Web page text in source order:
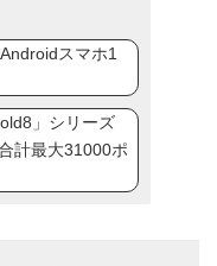
スマホ1
」シリーズ
計最大31000ポ